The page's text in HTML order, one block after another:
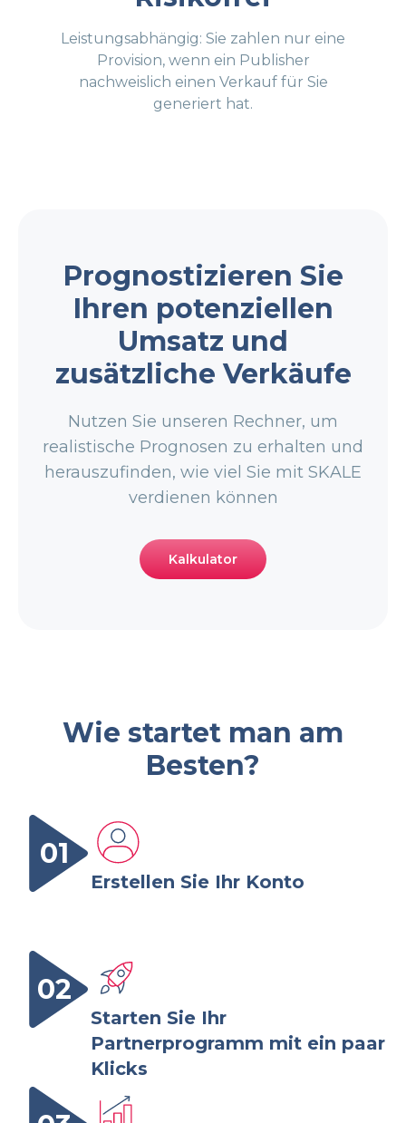
Leistungsabhängig: Sie zahlen nur eine
Provision, wenn ein Publisher
nachweislich einen Verkauf für Sie
generiert hat.
Prognostizieren Sie
Ihren potenziellen
Umsatz und
zusätzliche Verkäufe
Nutzen Sie unseren Rechner, um
realistische Prognosen zu erhalten und
herauszufinden, wie viel Sie mit SKALE
verdienen können
Kalkulator
Wie startet man am
Besten?
01
Erstellen Sie Ihr Konto
02
Starten Sie Ihr
Partnerprogramm mit ein paar
Klicks